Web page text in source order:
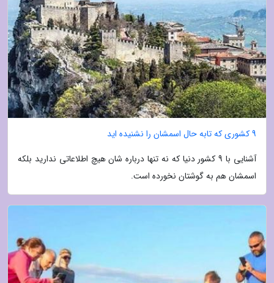
9 کشوری که تابه حال اسمشان را نشنیده اید
آشنایی با 9 کشور دنیا که نه تنها درباره شان هیچ اطلاعاتی ندارید بلکه
اسمشان هم به گوشتان نخورده است.